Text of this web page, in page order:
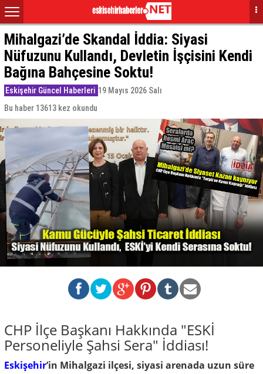
Mihalgazi’de Skandal İddia: Siyasi
Nüfuzunu Kullandı, Devletin İşçisini Kendi
Bağına Bahçesine Soktu!
Eskişehir Güncel Haberleri 19 Mayıs 2026 Salı
Bu haber 13613 kez okundu
CHP İlçe Başkanı Hakkında "ESKİ
Personeliyle Şahsi Sera" İddiası!
Eskişehir’in Mihalgazi ilçesi, siyasi arenada uzun süre